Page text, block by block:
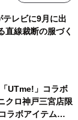
レビに9月に出
線裁断の服づく
UTme!」コラボ
クロ神戸三宮店限
ラボアイテムが